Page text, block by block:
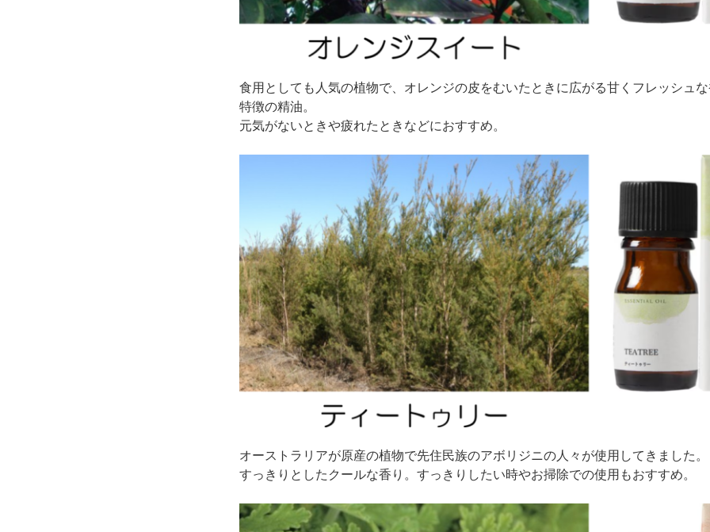
食用としても人気の植物で、オレンジの皮をむいたときに広がる甘くフレッシュ
特徴の精油。
元気がないときや疲れたときなどにおすすめ。
オーストラリアが原産の植物で先住民族のアボリジニの人々が使用してきました。
すっきりとしたクールな香り。すっきりしたい時やお掃除での使用もおすすめ。